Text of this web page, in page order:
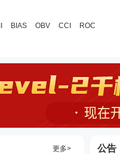
BIAS OBV CCI ROC
更多>
公告